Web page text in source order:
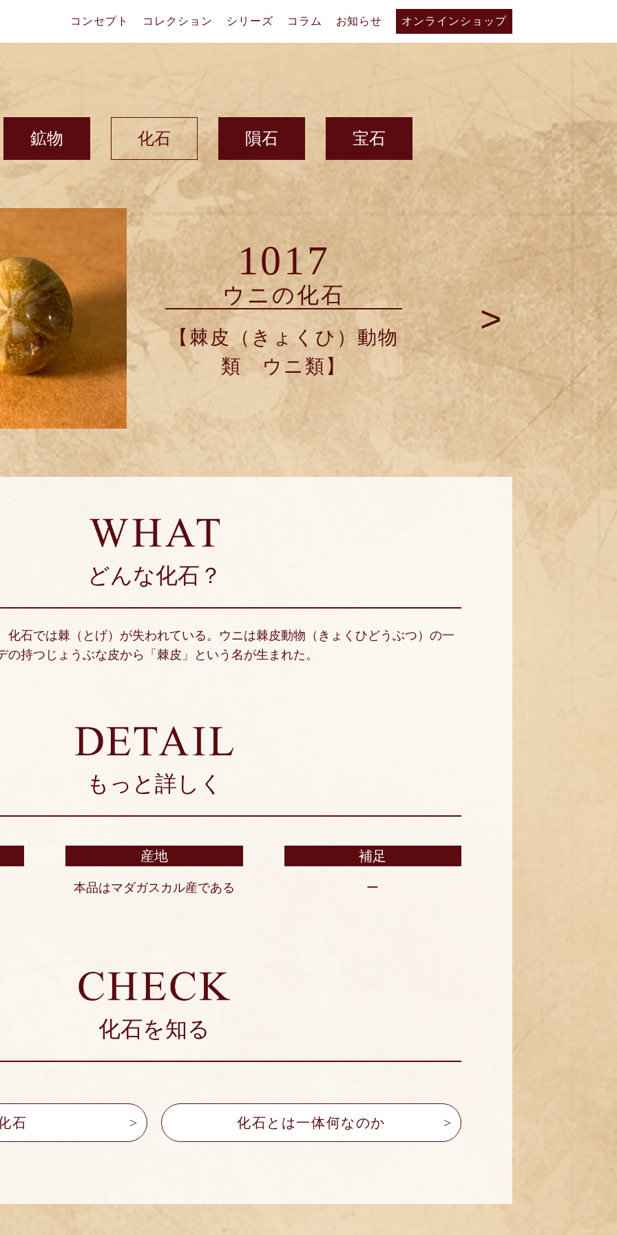
コンセプト コレクション シリーズ コラム お知らせ オンラインショップ
鉱物 化石 隕石 宝石
1017
ウニの化石
【棘皮（きょくひ）動物
類 ウニ類】
>
どんな化石？
化石では棘（とげ）が失われている。ウニは棘皮動物（きょくひどうぶつ）の一
持つじょうぶな皮から「棘皮」という名が生まれた。
もっと詳しく
産地
本品はマダガスカル産である
補足
ー
化石を知る
石 化石とは一体何なのか